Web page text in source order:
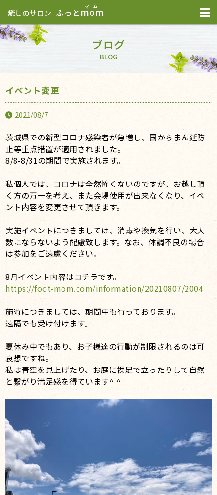
癒しのサロン ふっとmom
ブログ
BLOG
イベント変更
2021/08/7
茨城県での新型コロナ感染者が急増し、国からまん延防
止等重点措置が適用されました。
8/8-8/31の期間で実施されます。
私個人では、コロナは全然怖くないのですが、お越し頂
く方の万一を考え、また会場使用が出来なくなり、イベ
ント内容を変更させて頂きます。
実施イベントにつきましては、消毒や換気を行い、大人
数にならないよう配慮致します。なお、体調不良の場合
は参加をご遠慮ください。
8月イベント内容はコチラです。
https://foot-mom.com/information/20210807/2004
施術につきましては、期間中も行っております。
遠隔でも受け付けます。
夏休み中でもあり、お子様達の行動が制限されるのは可
哀想ですね。
私は青空を見上げたり、お庭に裸足で立ったりして自然
と繋がり満足感を得ています^ ^